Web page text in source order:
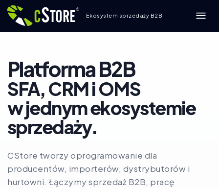
Ekosystem sprzedaży B2B
Platforma B2B
SFA, CRM i OMS
w jednym ekosystemie
sprzedaży.
CStore tworzy oprogramowanie dla
producentów, importerów, dystrybutorów i
hurtowni. Łączymy sprzedaż B2B, pracę